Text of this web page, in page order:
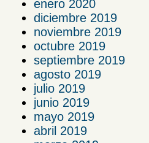
enero 2020
diciembre 2019
noviembre 2019
octubre 2019
septiembre 2019
agosto 2019
julio 2019
junio 2019
mayo 2019
abril 2019